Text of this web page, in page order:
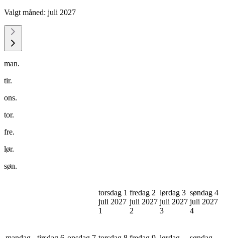
Valgt måned: juli 2027
man.
tir.
ons.
tor.
fre.
lør.
søn.
torsdag 1
juli 2027
1
fredag 2
juli 2027
2
lørdag 3
juli 2027
3
søndag 4
juli 2027
4